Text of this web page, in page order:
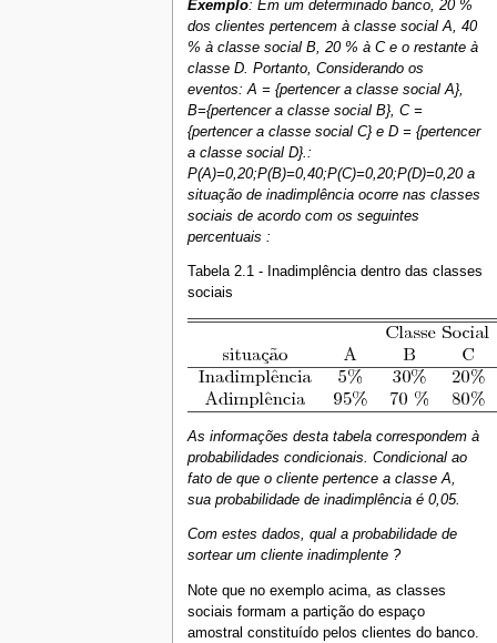
Exemplo: Em um determinado banco, 20 %
dos clientes pertencem à classe social A, 40
% à classe social B, 20 % à C e o restante à
classe D. Portanto, Considerando os
eventos: A = {pertencer a classe social A},
B={pertencer a classe social B}, C =
{pertencer a classe social C} e D = {pertencer
a classe social D}.:
P(A)=0,20;P(B)=0,40;P(C)=0,20;P(D)=0,20 a
situação de inadimplência ocorre nas classes
sociais de acordo com os seguintes
percentuais :
Tabela 2.1 - Inadimplência dentro das classes
sociais
As informações desta tabela correspondem à
probabilidades condicionais. Condicional ao
fato de que o cliente pertence a classe A,
sua probabilidade de inadimplência é 0,05.
Com estes dados, qual a probabilidade de
sortear um cliente inadimplente ?
Note que no exemplo acima, as classes
sociais formam a partição do espaço
amostral constituído pelos clientes do banco.